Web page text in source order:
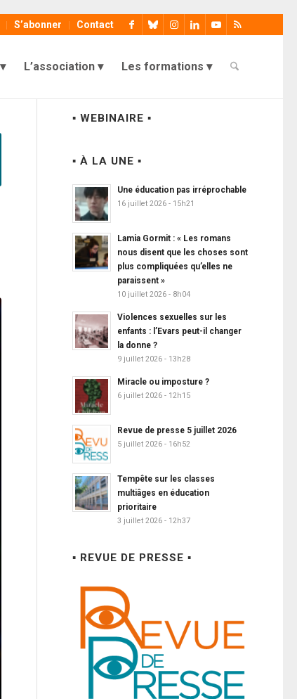
S’abonner Contact
L’association Les formations
▪ WEBINAIRE ▪
▪ À LA UNE ▪
Une éducation pas irréprochable
16 juillet 2026 - 15h21
Lamia Gormit : « Les romans
nous disent que les choses sont
plus compliquées qu’elles ne
paraissent »
10 juillet 2026 - 8h04
Violences sexuelles sur les
enfants : l’Evars peut-il changer
la donne ?
9 juillet 2026 - 13h28
Miracle ou imposture ?
6 juillet 2026 - 12h15
Revue de presse 5 juillet 2026
5 juillet 2026 - 16h52
Tempête sur les classes
multiâges en éducation
prioritaire
3 juillet 2026 - 12h37
▪ REVUE DE PRESSE ▪